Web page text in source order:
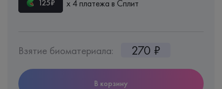
125₽ х 4 платежа в Сплит
Взятие биоматериала: 270 ₽
В корзину